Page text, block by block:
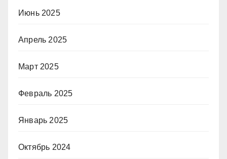
Июнь 2025
Апрель 2025
Март 2025
Февраль 2025
Январь 2025
Октябрь 2024